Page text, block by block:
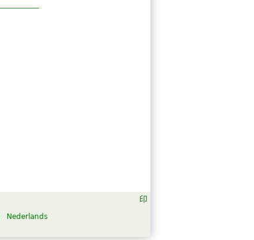
Nederlands